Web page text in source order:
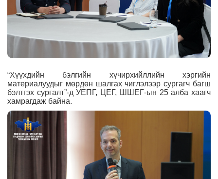
“Хүүхдийн бэлгийн хүчирхийллийн хэргийн
материалуудыг мөрдөн шалгах чиглэлээр сургагч багш
бэлтгэх сургалт”-д УЕПГ, ЦЕГ, ШШЕГ-ын 25 алба хаагч
хамрагдаж байна.